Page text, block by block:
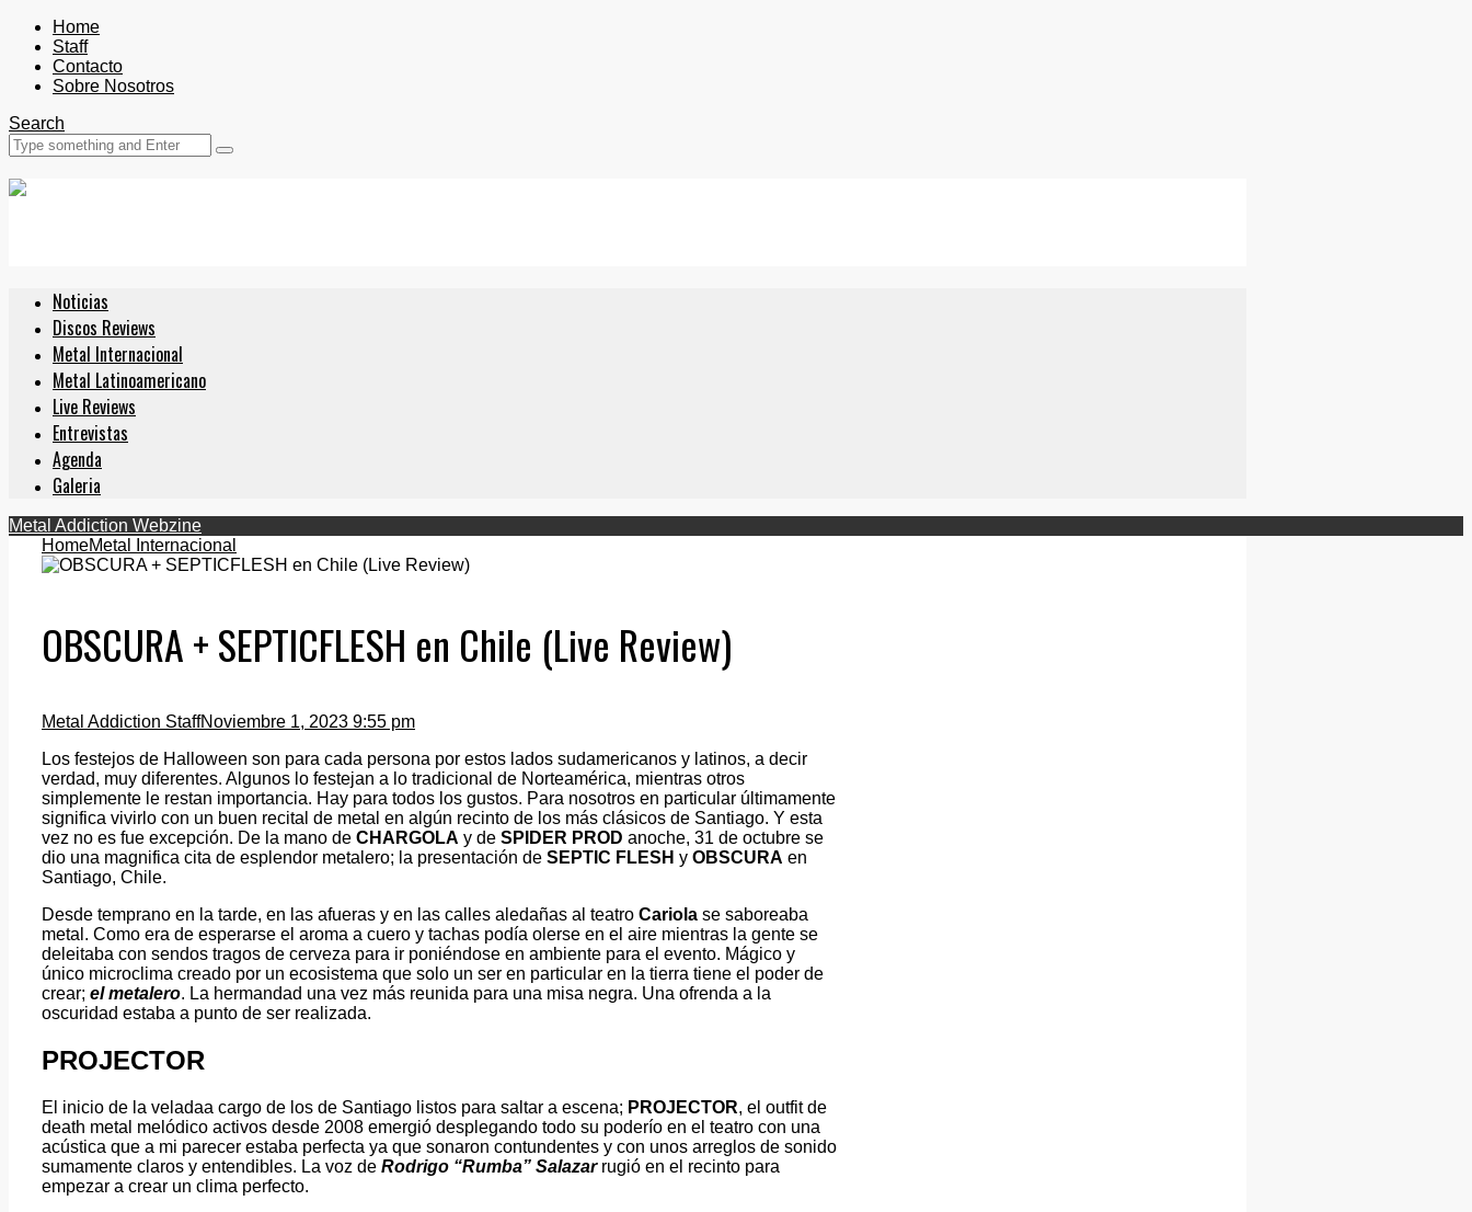
Home
Staff
Contacto
Sobre Nosotros
Search
Noticias
Discos Reviews
Metal Internacional
Metal Latinoamericano
Live Reviews
Entrevistas
Agenda
Galeria
Metal Addiction Webzine
HomeMetal Internacional
OBSCURA + SEPTICFLESH en Chile (Live Review)
Metal Addiction StaffNoviembre 1, 2023 9:55 pm
Los festejos de Halloween son para cada persona por estos lados sudamericanos y latinos, a decir
verdad, muy diferentes. Algunos lo festejan a lo tradicional de Norteamérica, mientras otros
simplemente le restan importancia. Hay para todos los gustos. Para nosotros en particular últimamente
significa vivirlo con un buen recital de metal en algún recinto de los más clásicos de Santiago. Y esta
vez no es fue excepción. De la mano de CHARGOLA y de SPIDER PROD anoche, 31 de octubre se
dio una magnifica cita de esplendor metalero; la presentación de SEPTIC FLESH y OBSCURA en
Santiago, Chile.
Desde temprano en la tarde, en las afueras y en las calles aledañas al teatro Cariola se saboreaba
metal. Como era de esperarse el aroma a cuero y tachas podía olerse en el aire mientras la gente se
deleitaba con sendos tragos de cerveza para ir poniéndose en ambiente para el evento. Mágico y
único microclima creado por un ecosistema que solo un ser en particular en la tierra tiene el poder de
crear; el metalero. La hermandad una vez más reunida para una misa negra. Una ofrenda a la
oscuridad estaba a punto de ser realizada.
PROJECTOR
El inicio de la veladaa cargo de los de Santiago listos para saltar a escena; PROJECTOR, el outfit de
death metal melódico activos desde 2008 emergió desplegando todo su poderío en el teatro con una
acústica que a mi parecer estaba perfecta ya que sonaron contundentes y con unos arreglos de sonido
sumamente claros y entendibles. La voz de Rodrigo “Rumba” Salazarrugió en el recinto para
empezar a crear un clima perfecto.